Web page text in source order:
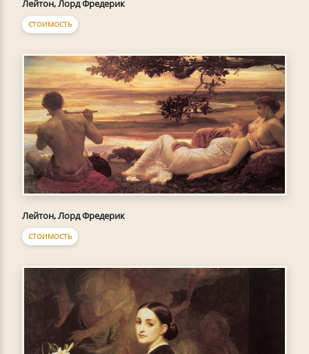
Лейтон, Лорд Фредерик
СТОИМОСТЬ
Лейтон, Лорд Фредерик
СТОИМОСТЬ